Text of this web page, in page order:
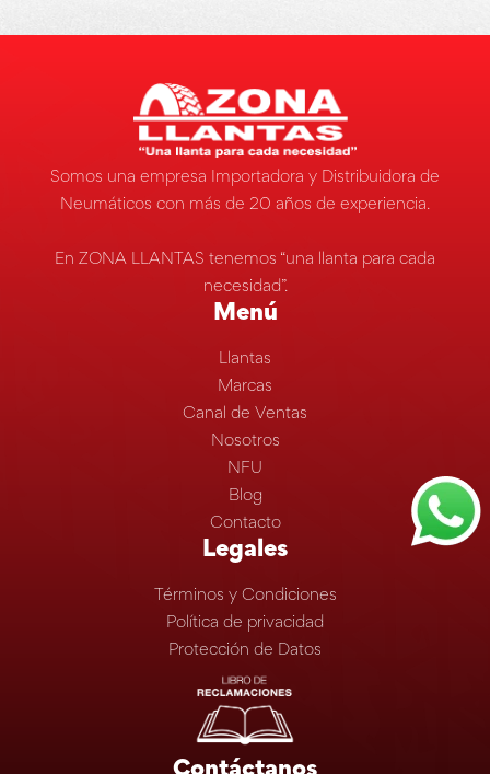
Somos una empresa Importadora y Distribuidora de
Neumáticos con más de 20 años de experiencia.
En ZONA LLANTAS tenemos “una llanta para cada
necesidad”.
Menú
Llantas
Marcas
Canal de Ventas
Nosotros
NFU
Blog
Contacto
Legales
Términos y Condiciones
Política de privacidad
Protección de Datos